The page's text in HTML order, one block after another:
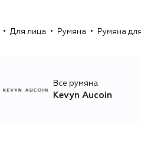
внутренние качества
Для лица Румяна Румяна
Все румяна
Kevyn Aucoin